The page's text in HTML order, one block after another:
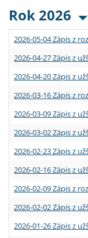
Rok 2026
2026-05-04 Zápis z
2026-04-27 Zápis z
2026-04-20 Zápis z
2026-03-16 Zápis z
2026-03-09 Zápis z
2026-03-02 Zápis z
2026-02-23 Zápis z
2026-02-16 Zápis z
2026-02-09 Zápis z
2026-02-02 Zápis z
2026-01-26 Zápis z